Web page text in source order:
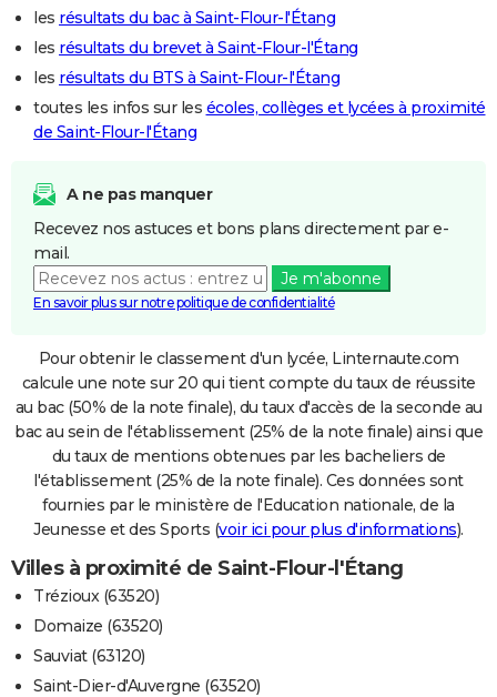
les résultats du bac à Saint-Flour-l'Étang
les résultats du brevet à Saint-Flour-l'Étang
les résultats du BTS à Saint-Flour-l'Étang
toutes les infos sur les écoles, collèges et lycées à proximité
de Saint-Flour-l'Étang
A ne pas manquer
Recevez nos astuces et bons plans directement par e-
mail.
Je m'abonne
En savoir plus sur notre politique de confidentialité
Pour obtenir le classement d'un lycée, Linternaute.com
calcule une note sur 20 qui tient compte du taux de réussite
au bac (50% de la note finale), du taux d'accès de la seconde au
bac au sein de l'établissement (25% de la note finale) ainsi que
du taux de mentions obtenues par les bacheliers de
l'établissement (25% de la note finale). Ces données sont
fournies par le ministère de l'Education nationale, de la
Jeunesse et des Sports (voir ici pour plus d'informations).
Villes à proximité de Saint-Flour-l'Étang
Trézioux (63520)
Domaize (63520)
Sauviat (63120)
Saint-Dier-d'Auvergne (63520)